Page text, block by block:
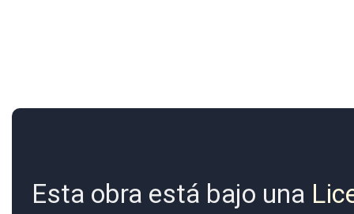
Esta obra está bajo una